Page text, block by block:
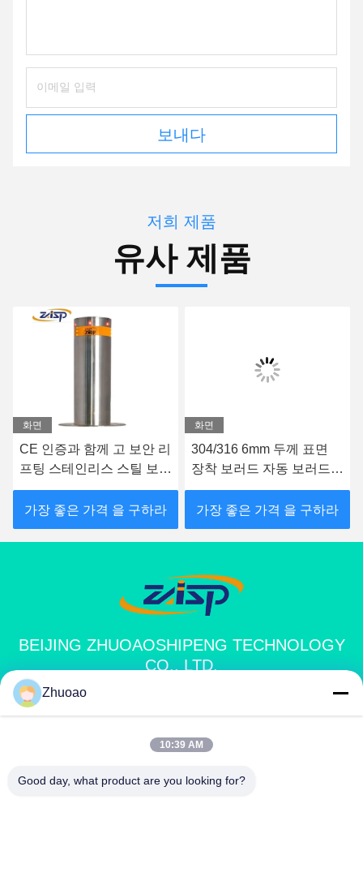
보내다
저희 제품
유사 제품
화면
CE 인증과 함께 고 보안 리
프팅 스테인리스 스틸 보러
드
가장 좋은 가격 을 구하라
화면
304/316 6mm 두께 표면
장착 보러드 자동 보러드
시스템
가장 좋은 가격 을 구하라
BEIJING ZHUOAOSHIPENG TECHNOLOGY
CO., LTD.
86-138-10893981
Zhuoao
10:39 AM
Good day, what product are you looking for?